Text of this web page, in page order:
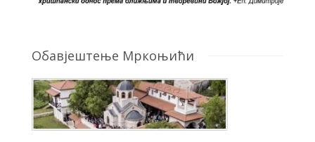
Обавјештење Мркоњићи